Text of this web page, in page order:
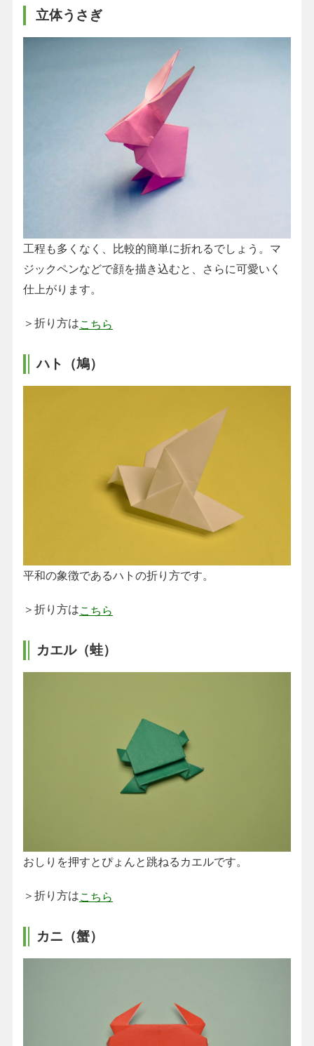
立体うさぎ
工程も多くなく、比較的簡単に折れるでしょう。マ
ジックペンなどで顔を描き込むと、さらに可愛いく
仕上がります。
＞折り方はこちら
ハト（鳩）
平和の象徴であるハトの折り方です。
＞折り方は こちら
カエル（蛙）
おしりを押すとぴょんと跳ねるカエルです。
＞折り方は こちら
カニ（蟹）